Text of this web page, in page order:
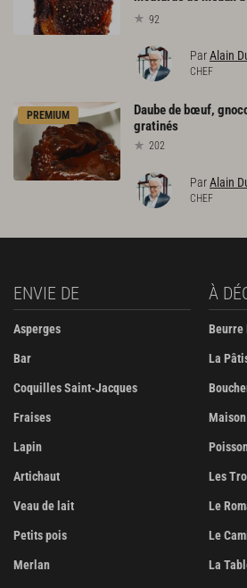
92
ParAlain
CHEF
PREMIUM Daubede bœuf,
gratinés
202
ParAlain
CHEF
ENVIE DE
Asperges
Bar
Coquilles Saint-Jacques
Fraises
Lapin
Artichaut
Veau de lait
Petits pois
Merlan
À
Beurre
La
Les
Le
Le
La